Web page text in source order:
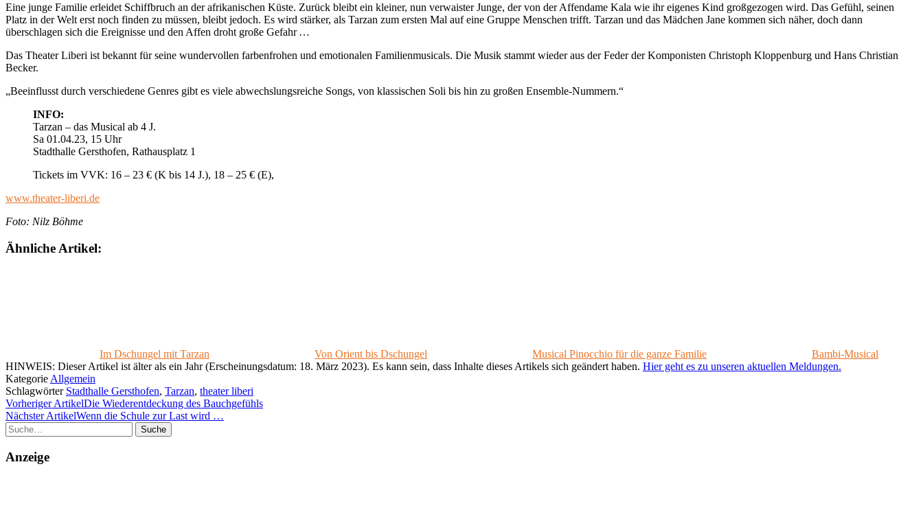
Eine junge Familie erleidet Schiffbruch an der afrikanischen Küste. Zurück bleibt ein kleiner, nun verwaister Junge, der von der Affendame Kala wie ihr eigenes Kind großgezogen wird. Das Gefühl, seinen
Platz in der Welt erst noch finden zu müssen, bleibt jedoch. Es wird stärker, als Tarzan zum ersten Mal auf eine Gruppe Menschen trifft. Tarzan und das Mädchen Jane kommen sich näher, doch dann
überschlagen sich die Ereignisse und den Affen droht große Gefahr …
Das Theater Liberi ist bekannt für seine wundervollen farbenfrohen und emotionalen Familienmusicals. Die Musik stammt wieder aus der Feder der Komponisten Christoph Kloppenburg und Hans Christian
Becker.
„Beeinflusst durch verschiedene Genres gibt es viele abwechslungsreiche Songs, von klassischen Soli bis hin zu großen Ensemble-Nummern.“
INFO:
Tarzan – das Musical ab 4 J.
Sa 01.04.23, 15 Uhr
Stadthalle Gersthofen, Rathausplatz 1
Tickets im VVK: 16 – 23 € (K bis 14 J.), 18 – 25 € (E),
www.theater-liberi.de
Foto: Nilz Böhme
Ähnliche Artikel:
Im Dschungel mit Tarzan Von Orient bis Dschungel Musical Pinocchio für die ganze Familie
Bambi-Musical
HINWEIS: Dieser Artikel ist älter als ein Jahr (Erscheinungsdatum: 18. März 2023). Es kann sein, dass Inhalte dieses Artikels sich geändert haben. Hier geht es zu unseren aktuellen Meldungen.
Kategorie Allgemein
Schlagwörter Stadthalle Gersthofen, Tarzan, theater liberi
Vorheriger ArtikelDie Wiederentdeckung des Bauchgefühls
Nächster ArtikelWenn die Schule zur Last wird …
Suche
Anzeige